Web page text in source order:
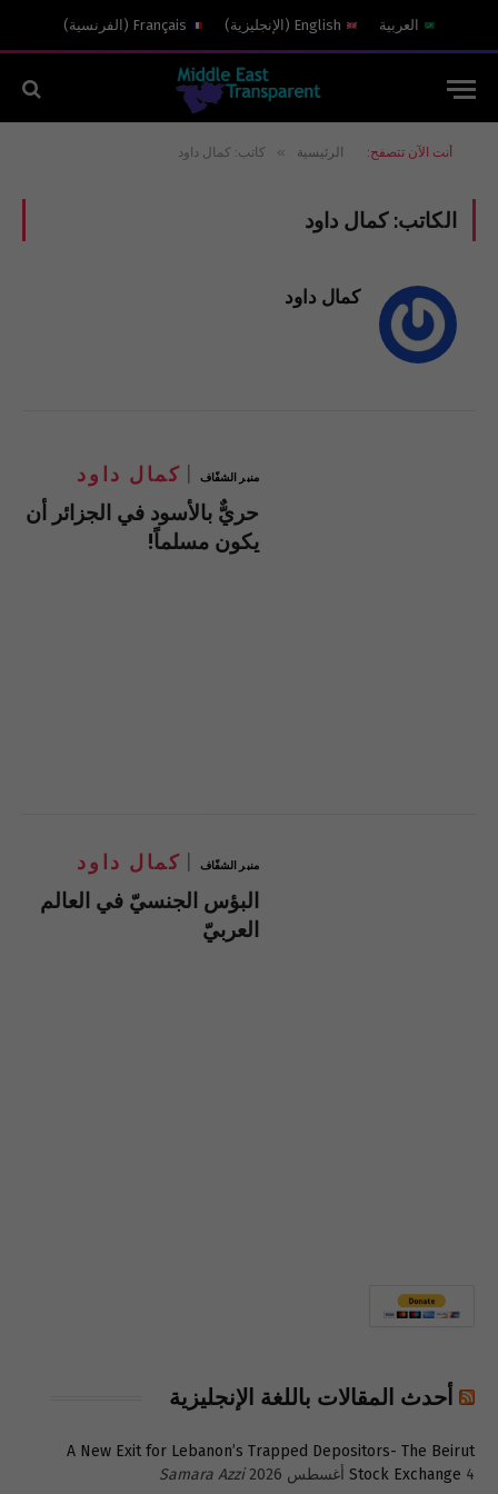
العربية English
( الإنجليزية)
Français
( الفرنسية)
أنت الآن تتصفح: الرئيسية » كاتب: كمال داود
الكاتب:كمال داود
كمال داود
منبر الشفّاف كمال داود
حريٌّ بالأسود في الجزائر أن
يكون مسلماً!
منبر الشفّاف كمال داود
البؤس الجنسيّ في العالم
العربيّ
أحدث المقالات باللغة الإنجليزية
A New Exit for Lebanon’s Trapped Depositors- The Beirut
Stock Exchange 4 أغسطس 2026
Samara Azzi